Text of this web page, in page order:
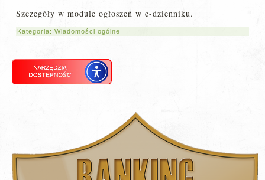
Szczegóły w module ogłoszeń w e-dzienniku.
Kategoria:Wiadomości ogólne